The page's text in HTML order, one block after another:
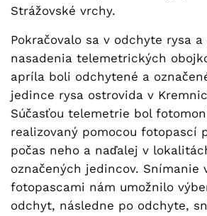
Strážovské vrchy.
Pokračovalo sa v odchyte rysa
nasadenia telemetrických
apríla boli odchytené a
jedince rysa ostrovida v
Súčasťou telemetrie bol
realizovaný pomocou fotopascí
počas neho a naďalej v
označených jedincov. Snímanie
fotopascami nám umožnilo
odchyt, následne po odchyte,